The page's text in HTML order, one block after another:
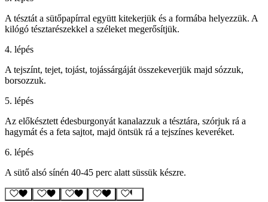
A tésztát a sütőpapírral együtt kitekerjük és a formába helyezzük. A
kilógó tésztarészekkel a széleket megerősítjük.
4. lépés
A tejszínt, tejet, tojást, tojássárgáját összekeverjük majd sózzuk,
borsozzuk.
5. lépés
Az előkésztett édesburgonyát kanalazzuk a tésztára, szórjuk rá a
hagymát és a feta sajtot, majd öntsük rá a tejszínes keveréket.
6. lépés
A sütő alsó sínén 40-45 perc alatt süssük készre.